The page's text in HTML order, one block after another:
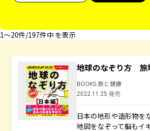
1〜20件/197件中 を表示
地球のなぞり方
BOOKS 旅と健康
2022.11.25 発売
日本の地形や造形物を
地図をなぞって脳もイ